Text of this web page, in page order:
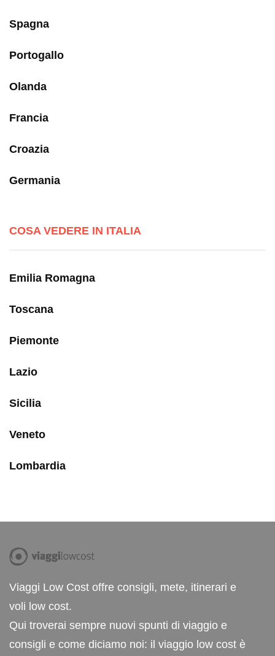
Spagna
Portogallo
Olanda
Francia
Croazia
Germania
COSA VEDERE IN ITALIA
Emilia Romagna
Toscana
Piemonte
Lazio
Sicilia
Veneto
Lombardia
Viaggi Low Cost offre consigli, mete, itinerari e
voli low cost.
Qui troverai sempre nuovi spunti di viaggio e
consigli e come diciamo noi: il viaggio low cost è